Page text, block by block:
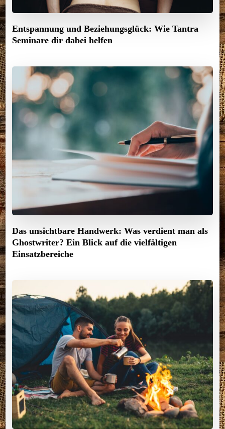
Entspannung und Beziehungsglück: Wie Tantra
Seminare dir dabei helfen
Das unsichtbare Handwerk: Was verdient man als
Ghostwriter? Ein Blick auf die vielfältigen
Einsatzbereiche